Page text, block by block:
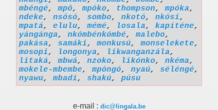
mbéngé,mpô,mpóko, thompson,mpóka,
ndeke, nsósó, sombo, nkotó, nkósi,
mpatá, elulu,mémé, losala, kapíténe,
yángánga, nkómbénkómbé,malebo,
pakása, samáki,monkusú,monselekete,
mosopi, longonya, likwanganzála,
litaká,mbwá, nzoko, likónko, nkéma,
mokele-mbembe,mpóngó, nyaú, séléngé,
nyawu,mbadi, shakú, púsu
e-mail : dic@lingala.be